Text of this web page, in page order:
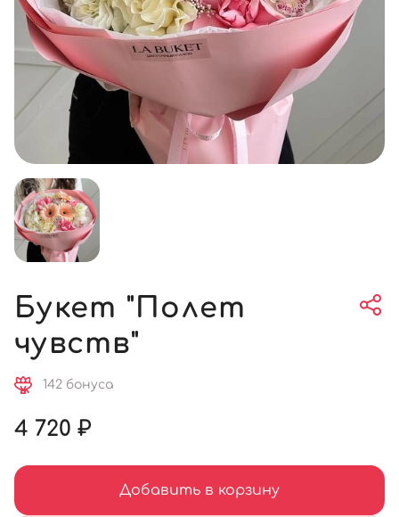
Букет "Полет
чувств"
142 бонуса
4 720 ₽
Добавить в корзину